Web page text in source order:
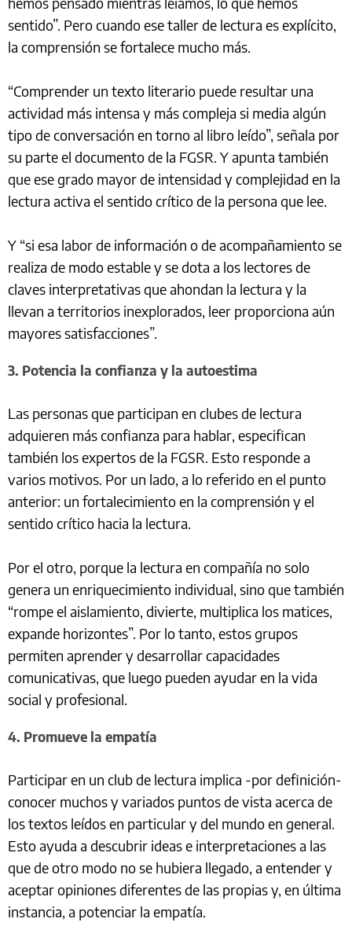
sentido”. Pero cuando ese taller de lectura es explícito,
la comprensión se fortalece mucho más.
“Comprender un texto literario puede resultar una
actividad más intensa y más compleja si media algún
tipo de conversación en torno al libro leído”, señala por
su parte el documento de la FGSR. Y apunta también
que ese grado mayor de intensidad y complejidad en la
lectura activa el sentido crítico de la persona que lee.
Y “si esa labor de información o de acompañamiento se
realiza de modo estable y se dota a los lectores de
claves interpretativas que ahondan la lectura y la
llevan a territorios inexplorados, leer proporciona aún
mayores satisfacciones”.
3. Potencia la confianza y la autoestima
Las personas que participan en clubes de lectura
adquieren más confianza para hablar, especifican
también los expertos de la FGSR. Esto responde a
varios motivos. Por un lado, a lo referido en el punto
anterior: un fortalecimiento en la comprensión y el
sentido crítico hacia la lectura.
Por el otro, porque la lectura en compañía no solo
genera un enriquecimiento individual, sino que también
“rompe el aislamiento, divierte, multiplica los matices,
expande horizontes”. Por lo tanto, estos grupos
permiten aprender y desarrollar capacidades
comunicativas, que luego pueden ayudar en la vida
social y profesional.
4. Promueve la empatía
Participar en un club de lectura implica -por definición-
conocer muchos y variados puntos de vista acerca de
los textos leídos en particular y del mundo en general.
Esto ayuda a descubrir ideas e interpretaciones a las
que de otro modo no se hubiera llegado, a entender y
aceptar opiniones diferentes de las propias y, en última
instancia, a potenciar la empatía.